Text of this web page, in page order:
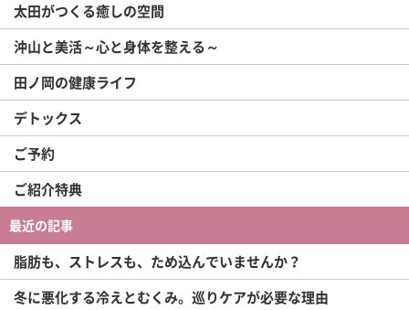
太田がつくる癒しの空間
沖山と美活～心と身体を整える～
田ノ岡の健康ライフ
デトックス
ご予約
ご紹介特典
最近の記事
脂肪も、ストレスも、ため込んでいませんか？
冬に悪化する冷えとむくみ。巡りケアが必要な理由